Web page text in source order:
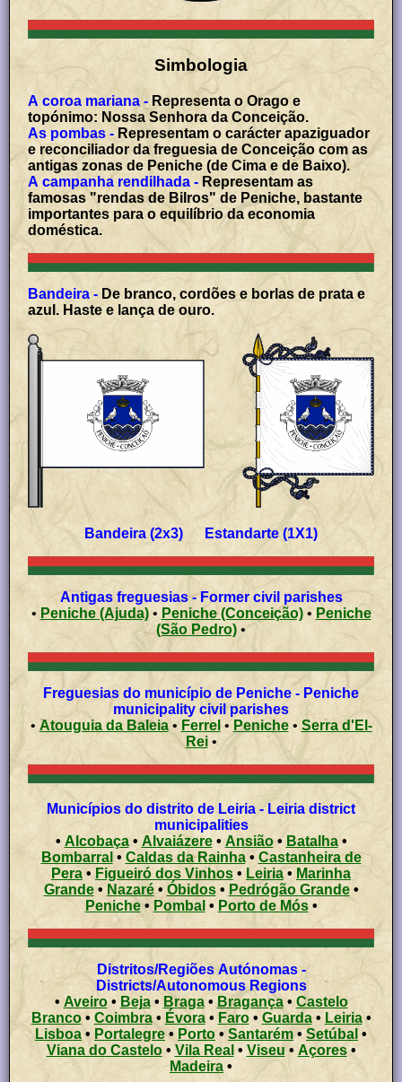
Simbologia
A coroa mariana -Representa o Orago e
topónimo: Nossa Senhora da Conceição.
As pombas -Representam o carácter apaziguador
e reconciliador da freguesia de Conceição com as
antigas zonas de Peniche (de Cima e de Baixo).
A campanha rendilhada - Representam as
famosas "rendas de Bilros" de Peniche, bastante
importantes para o equilíbrio da economia
doméstica.
Bandeira - De branco, cordões e borlas de prata e
azul. Haste e lança de ouro.
Bandeira (2x3) Estandarte (1X1)
Antigas freguesias - Former civil parishes
• Peniche (Ajuda)• Peniche (Conceição)• Peniche
(São Pedro) •
Freguesias do município de Peniche - Peniche
municipality civil parishes
• Atouguia da Baleia• Ferrel • Peniche• Serra d'El-
Rei•
Municípios do distrito de Leiria - Leiria district
municipalities
• Alcobaça• Alvaiázere•Ansião• Batalha•
Bombarral • Caldas da Rainha• Castanheira de
Pera • Figueiró dos Vinhos • Leiria• Marinha
Grande• Nazaré• Óbidos• Pedrógão Grande•
Peniche• Pombal • Porto de Mós•
Distritos/Regiões Autónomas -
Districts/Autonomous Regions
• Aveiro• Beja• Braga•Bragança•Castelo
Branco• Coimbra• Évora•Faro• Guarda• Leiria•
Lisboa • Portalegre • Porto • Santarém • Setúbal •
Viana do Castelo• Vila Real • Viseu • Açores•
Madeira •